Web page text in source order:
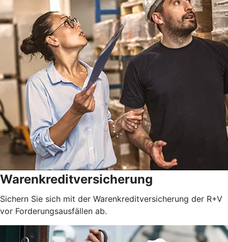
Warenkreditversicherung
Sichern Sie sich mit der Warenkreditversicherung der R+V
vor Forderungsausfällen ab.